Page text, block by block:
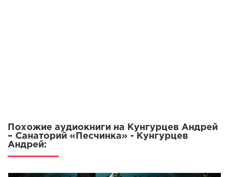
Похожие аудиокниги на Кунгурцев Андрей
– Санаторий «Песчинка» - Кунгурцев
Андрей: